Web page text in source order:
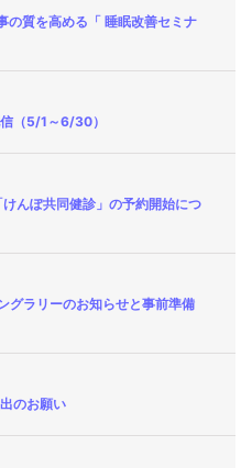
の質を高める「 睡眠改善セミナ
（5/1～6/30）
んぽ共同健診」の予約開始につ
グラリーのお知らせと事前準備
のお願い